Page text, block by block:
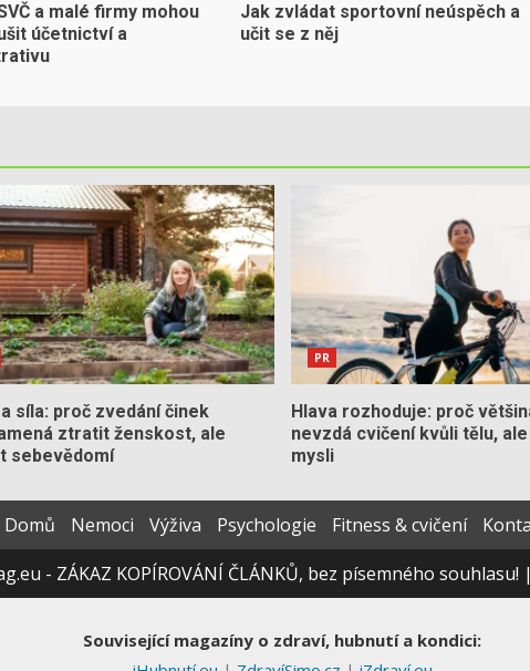
a malé firmy mohou
účetnictví a
Jak zvládat sportovní neúspěch a
učit se z něj
síla: proč zvedání činek
ztratit ženskost, ale
sebevědomí
PR
Hlava rozhoduje: proč
nevzdá cvičení kvůli tělu,
mysli
Domů Nemoci Výživa Psychologie Fitness & cvičení
- ZÁKAZ KOPÍROVÁNÍ ČLÁNKŮ, bez písemného souhlasu! |
Související magazíny o zdraví, hubnutí a kondici: